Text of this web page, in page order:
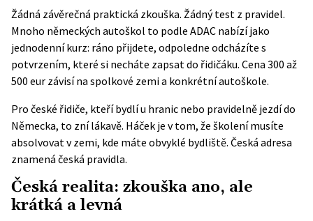
Žádná závěrečná praktická zkouška. Žádný test z pravidel.
Mnoho německých autoškol to podle ADAC nabízí jako
jednodenní kurz: ráno přijdete, odpoledne odcházíte s
potvrzením, které si necháte zapsat do řidičáku. Cena 300 až
500 eur závisí na spolkové zemi a konkrétní autoškole.
Pro české řidiče, kteří bydlí u hranic nebo pravidelně jezdí do
Německa, to zní lákavě. Háček je v tom, že školení musíte
absolvovat v zemi, kde máte obvyklé bydliště. Česká adresa
znamená česká pravidla.
Česká realita: zkouška ano, ale
krátká a levná